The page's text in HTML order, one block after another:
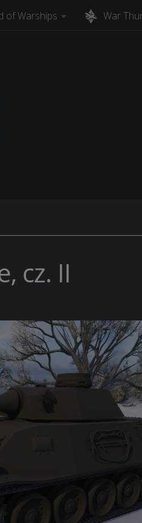
of Warships War
cz. II